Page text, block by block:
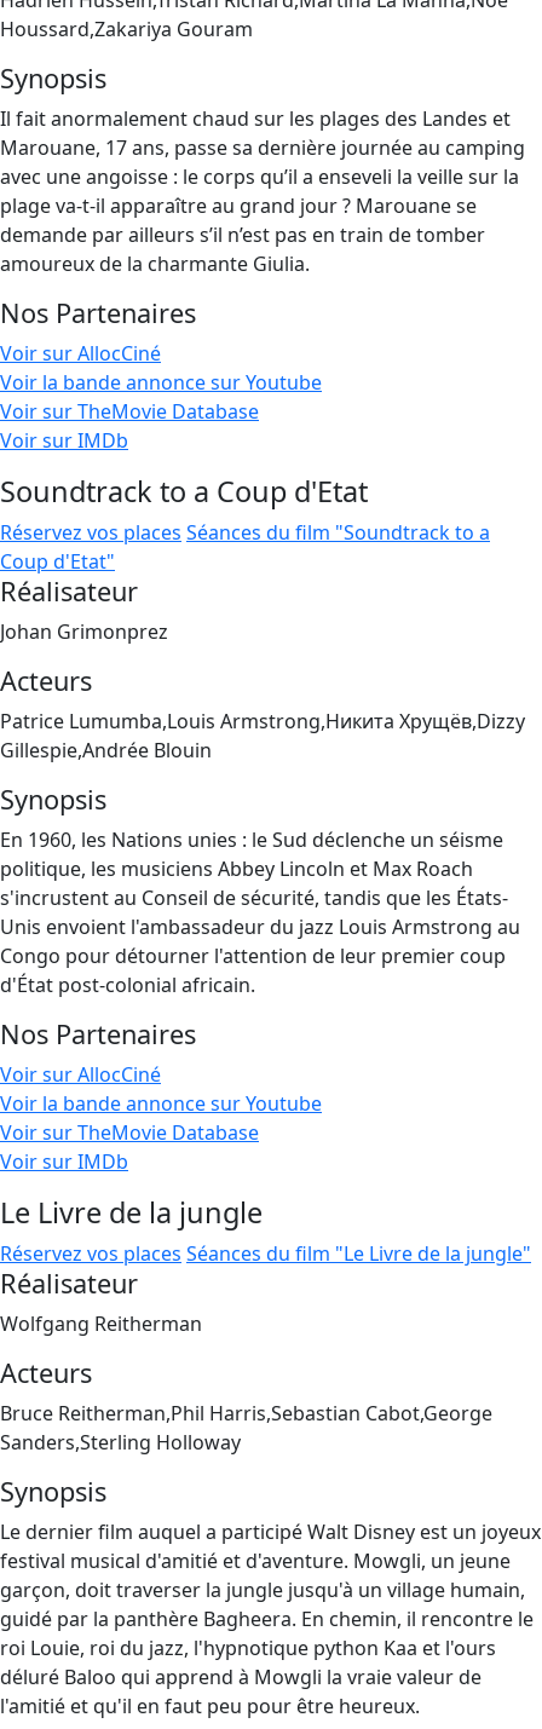
Houssard,Zakariya Gouram
Synopsis
Il fait anormalement chaud sur les plages des Landes et
Marouane, 17 ans, passe sa dernière journée au camping
avec une angoisse : le corps qu’il a enseveli la veille sur la
plage va-t-il apparaître au grand jour ? Marouane se
demande par ailleurs s’il n’est pas en train de tomber
amoureux de la charmante Giulia.
Nos Partenaires
Voir sur AllocCiné
Voir la bande annonce sur Youtube
Voir sur TheMovie Database
Voir sur IMDb
Soundtrack to a Coup d'Etat
Réservez vos places Séances du film "Soundtrack to a
Coup d'Etat"
Réalisateur
Johan Grimonprez
Acteurs
Patrice Lumumba,Louis Armstrong,Никита Хрущёв,Dizzy
Gillespie,Andrée Blouin
Synopsis
En 1960, les Nations unies : le Sud déclenche un séisme
politique, les musiciens Abbey Lincoln et Max Roach
s'incrustent au Conseil de sécurité, tandis que les États-
Unis envoient l'ambassadeur du jazz Louis Armstrong au
Congo pour détourner l'attention de leur premier coup
d'État post-colonial africain.
Nos Partenaires
Voir sur AllocCiné
Voir la bande annonce sur Youtube
Voir sur TheMovie Database
Voir sur IMDb
Le Livre de la jungle
Réservez vos places Séances du film "Le Livre de la jungle"
Réalisateur
Wolfgang Reitherman
Acteurs
Bruce Reitherman,Phil Harris,Sebastian Cabot,George
Sanders,Sterling Holloway
Synopsis
Le dernier film auquel a participé Walt Disney est un joyeux
festival musical d'amitié et d'aventure. Mowgli, un jeune
garçon, doit traverser la jungle jusqu'à un village humain,
guidé par la panthère Bagheera. En chemin, il rencontre le
roi Louie, roi du jazz, l'hypnotique python Kaa et l'ours
déluré Baloo qui apprend à Mowgli la vraie valeur de
l'amitié et qu'il en faut peu pour être heureux.